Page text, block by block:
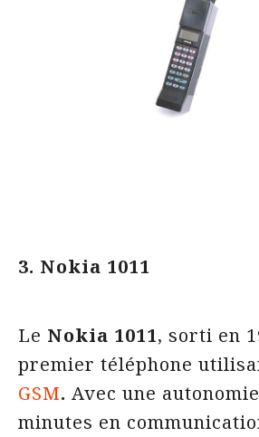
3. Nokia 1011
Le Nokia 1011, sorti en
premier téléphone
GSM. Avec une
minutes en